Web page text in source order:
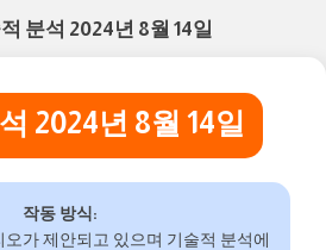
분석 2024년 8월 14일
2024년 8월 14일
작동 방식:
가 제안되고 있으며 기술적 분석에